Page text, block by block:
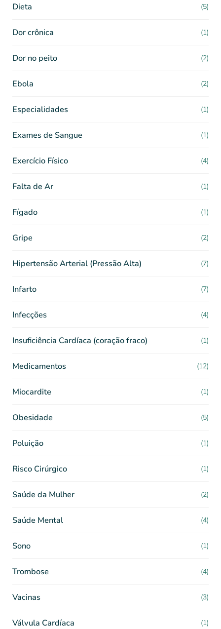
Dieta (5)
Dor crônica (1)
Dor no peito (2)
Ebola (2)
Especialidades (1)
Exames de Sangue (1)
Exercício Físico (4)
Falta de Ar (1)
Fígado (1)
Gripe (2)
Hipertensão Arterial (Pressão Alta) (7)
Infarto (7)
Infecções (4)
Insuficiência Cardíaca (coração fraco) (1)
Medicamentos (12)
Miocardite (1)
Obesidade (5)
Poluição (1)
Risco Cirúrgico (1)
Saúde da Mulher (2)
Saúde Mental (4)
Sono (1)
Trombose (4)
Vacinas (3)
Válvula Cardíaca (1)